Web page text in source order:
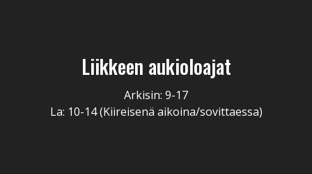
Liikkeen aukioloajat
Arkisin: 9-17
La: 10-14 (Kiireisenä aikoina/sovittaessa)